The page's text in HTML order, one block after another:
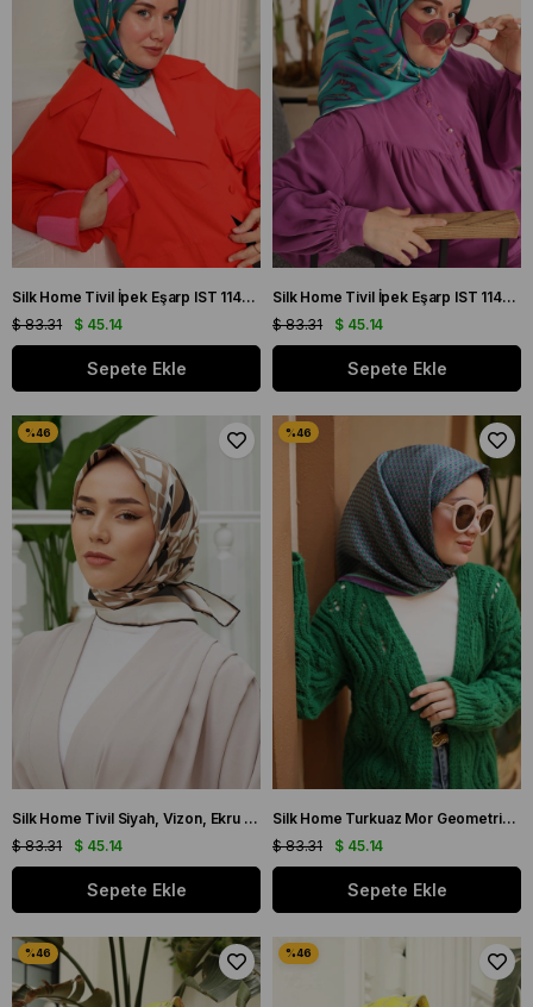
Silk Home Tivil İpek Eşarp IST 11432 - 33 Yeşil, Parlak Turuncu, Mor
$ 45.14
$ 83.31
Sepete Ekle
Silk Home Tivil İpek Eşarp IST 11432 - 35 Yeşil, Parlak Turuncu, Mor
$ 45.14
$ 83.31
Sepete Ekle
Silk Home Tivil Siyah, Vizon, Ekru Desenli İpek Eşarp İST11386 - 12
$ 45.14
$ 83.31
Sepete Ekle
Silk Home Turkuaz Mor Geometrik Desenli Tivil İpek Eşarp IST 11421 - 05
$ 45.14
$ 83.31
Sepete Ekle